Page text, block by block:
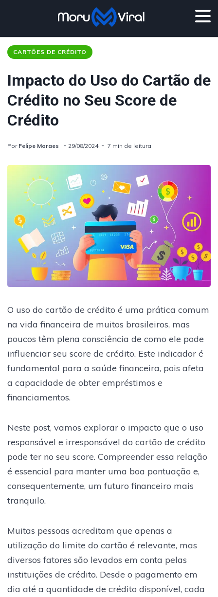
CARTÕES DE CRÉDITO
Impacto do Uso do Cartão de
Crédito no Seu Score de
Crédito
Por Felipe Moraes 29/08/2024 7 min de leitura
O uso do cartão de crédito é uma prática comum
na vida financeira de muitos brasileiros, mas
poucos têm plena consciência de como ele pode
influenciar seu score de crédito. Este indicador é
fundamental para a saúde financeira, pois afeta
a capacidade de obter empréstimos e
financiamentos.
Neste post, vamos explorar o impacto que o uso
responsável e irresponsável do cartão de crédito
pode ter no seu score. Compreender essa relação
é essencial para manter uma boa pontuação e,
consequentemente, um futuro financeiro mais
tranquilo.
Muitas pessoas acreditam que apenas a
utilização do limite do cartão é relevante, mas
diversos fatores são levados em conta pelas
instituições de crédito. Desde o pagamento em
dia até a quantidade de crédito disponível, cada